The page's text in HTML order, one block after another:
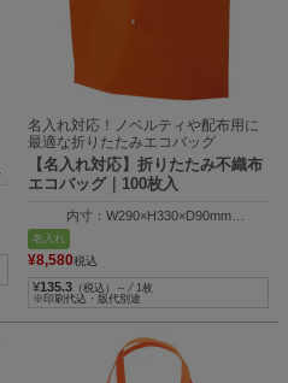
名入れ対応！ノベルティや配布用に
最適な折りたたみエコバッグ
【名入れ対応】折りたたみ不織布
エコバッグ｜100枚入
内寸：W290×H330×D90mm
外寸：W380×H330×D90mm
名入れ
¥8,580税込
¥135.3 （税込）～ ⁄ 1枚
※印刷代込・版代別途